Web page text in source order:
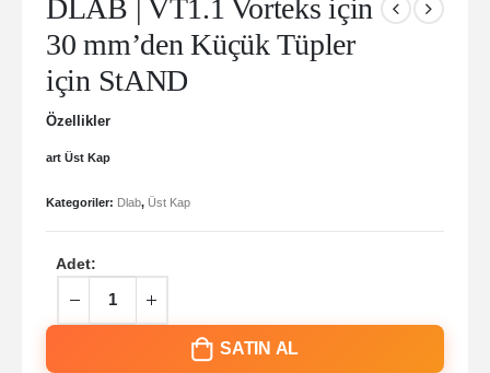
DLAB | VT1.1 Vorteks için
30 mm’den Küçük Tüpler
için StAND
Özellikler
art Üst Kap
Kategoriler: Dlab, Üst Kap
Adet:
SATIN AL